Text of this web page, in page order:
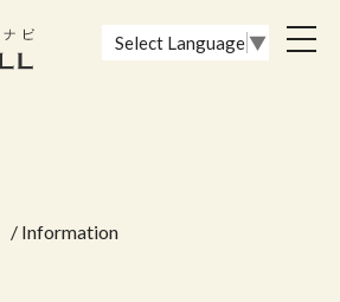
Select Language ▼
/ Information